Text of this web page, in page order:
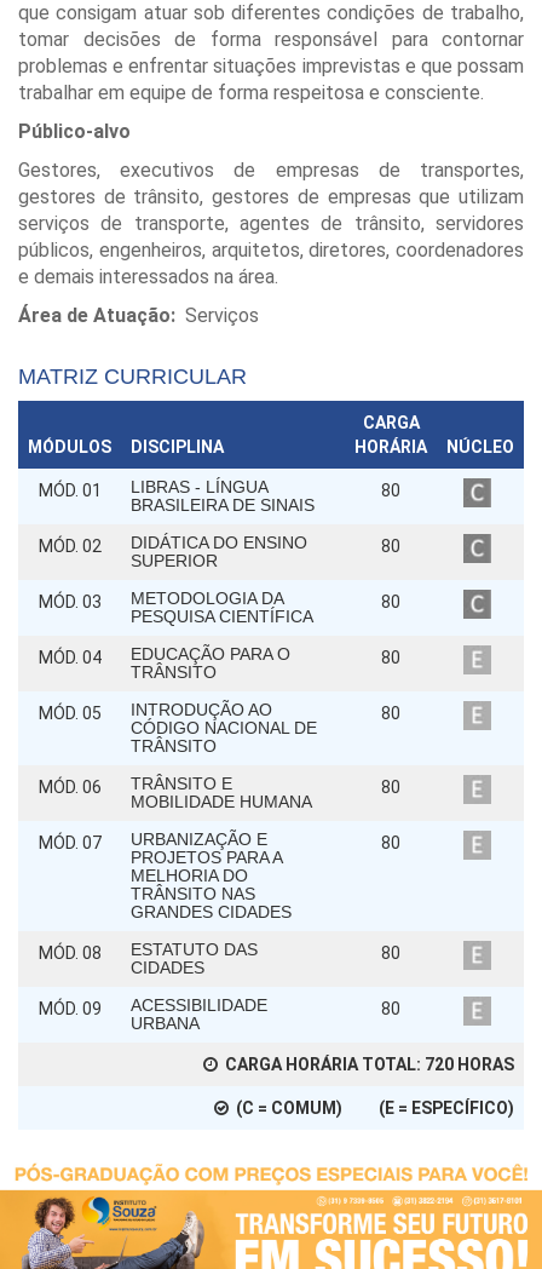
que consigam atuar sob diferentes condições de trabalho,
tomar decisões de forma responsável para contornar
problemas e enfrentar situações imprevistas e que possam
trabalhar em equipe de forma respeitosa e consciente.
Público-alvo
Gestores, executivos de empresas de transportes,
gestores de trânsito, gestores de empresas que utilizam
serviços de transporte, agentes de trânsito, servidores
públicos, engenheiros, arquitetos, diretores, coordenadores
e demais interessados na área.
Área de Atuação: Serviços
MATRIZ CURRICULAR
MÓDULOS DISCIPLINA
CARGA
HORÁRIA
NÚCLEO
MÓD. 01
LIBRAS - LÍNGUA
BRASILEIRA DE SINAIS
80
MÓD. 02
DIDÁTICA DO ENSINO
SUPERIOR
80
MÓD. 03
METODOLOGIA DA
PESQUISA CIENTÍFICA
80
MÓD. 04
EDUCAÇÃO PARA O
TRÂNSITO
80
MÓD. 05
INTRODUÇÃO AO
CÓDIGO NACIONAL DE
TRÂNSITO
80
MÓD. 06
TRÂNSITO E
MOBILIDADE HUMANA
80
MÓD. 07
URBANIZAÇÃO E
PROJETOS PARA A
MELHORIA DO
TRÂNSITO NAS
GRANDES CIDADES
80
MÓD. 08
ESTATUTO DAS
CIDADES
80
MÓD. 09
ACESSIBILIDADE
URBANA
80
CARGA HORÁRIA TOTAL: 720 HORAS
(C = COMUM) (E = ESPECÍFICO)